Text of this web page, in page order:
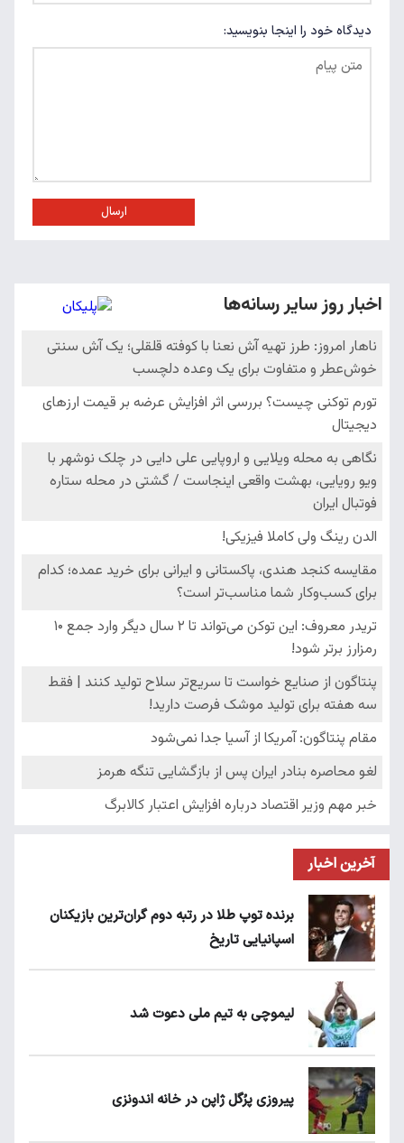
دیدگاه خود را اینجا بنویسید:
ارسال
آخرین اخبار
برنده توپ طلا در رتبه دوم گران‌ترین بازیکنان
اسپانیایی تاریخ
لیموچی به تیم ملی دعوت شد
پیروزی پرُگل ژاپن در خانه اندونزی